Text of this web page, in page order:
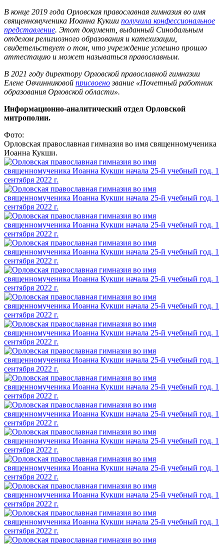
В конце 2019 года Орловская православная гимназия во имя
священномученика Иоанна Кукши получила конфессиональное
представление. Этот документ, выданный Синодальным
отделом религиозного образования и катехизации,
свидетельствует о том, что учреждение успешно прошло
аттестацию и может называться православным.
В 2021 году директору Орловской православной гимназии
Елене Овчинниковой присвоенозвание «Почетный работник
образования Орловской области».
Информационно-аналитический отдел Орловской
митрополии.
Фото:
Орловская православная гимназия во имя священномученика
Иоанна Кукши.